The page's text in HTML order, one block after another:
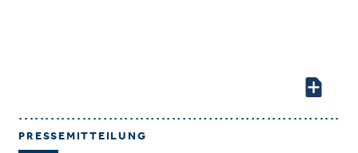
PRESSEMITTEILUNG